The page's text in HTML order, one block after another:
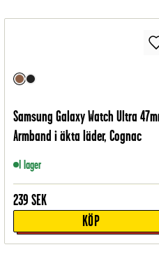
Samsung Galaxy Watch Ultra
Armband i äkta läder, Cognac
I lager
239 SEK
KÖP